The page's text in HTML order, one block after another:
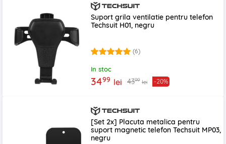
Suport grila ventilatie pentru telefon
Techsuit H01, negru
(6)
In stoc
3499 lei 4399 lei -20%
[Set 2x] Placuta metalica pentru
suport magnetic telefon Techsuit MP03,
negru